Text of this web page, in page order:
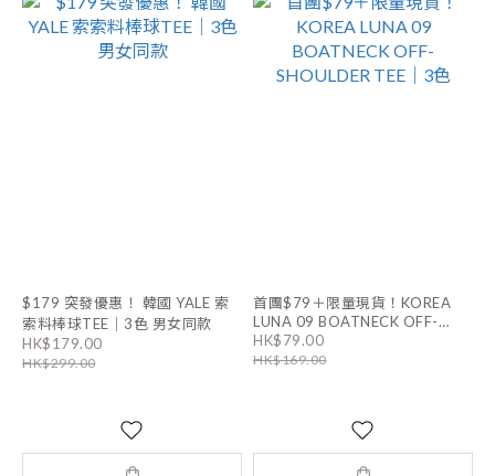
$179 突發優惠！ 韓國 YALE 索
索料棒球TEE｜3色 男女同款
HK$179.00
HK$299.00
首團$79＋限量現貨！KOREA
LUNA 09 BOATNECK OFF-
SHOULDER TEE｜3色
HK$79.00
HK$169.00